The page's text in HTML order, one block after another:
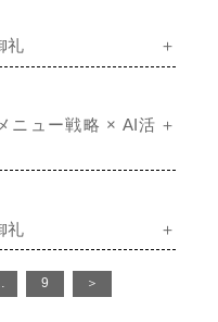
礼 ＋
ニュー戦略 × AI活 ＋
礼 ＋
9 ＞